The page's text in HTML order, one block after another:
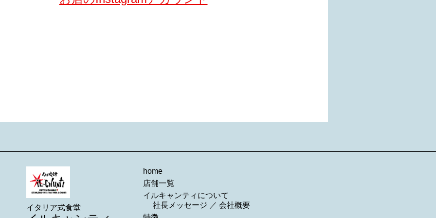
イタリア式食堂
home
店舗一覧
イルキャンティについて
社長メッセージ ／ 会社概要